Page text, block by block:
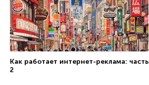
Как работает интернет-реклама: часть
2